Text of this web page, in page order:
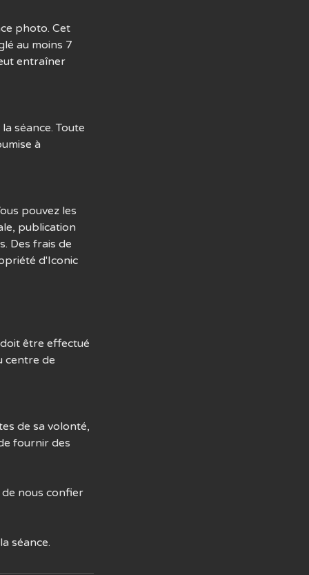
photo. Cet
au moins 7
entraîner
séance. Toute
à
pouvez les
publication
Des frais de
d'Iconic
être effectué
centre de
de sa volonté,
fournir des
nous confier
séance.